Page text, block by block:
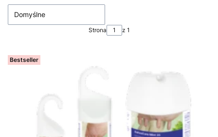
Domyślne
Strona z 1
Bestseller